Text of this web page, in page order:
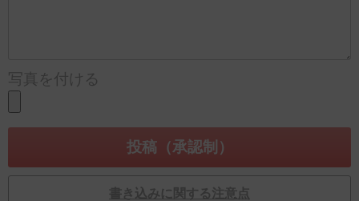
写真を付ける
書き込みに関する注意点